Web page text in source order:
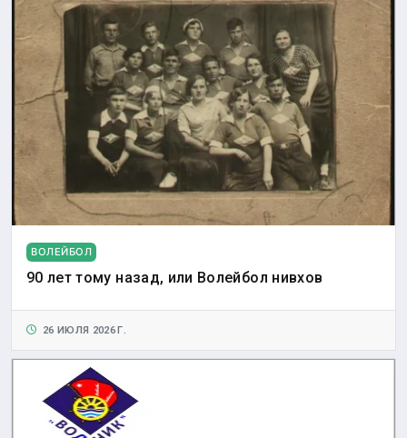
ВОЛЕЙБОЛ
90 лет тому назад, или Волейбол нивхов
26 ИЮЛЯ 2026 Г.